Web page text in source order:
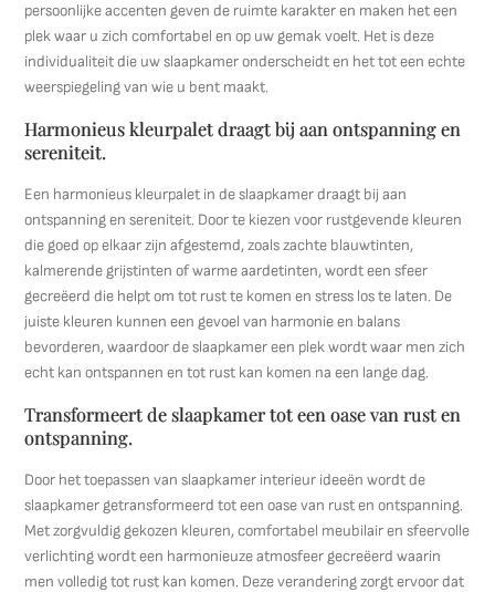
persoonlijke accenten geven de ruimte karakter en maken het een
plek waar u zich comfortabel en op uw gemak voelt. Het is deze
individualiteit die uw slaapkamer onderscheidt en het tot een echte
weerspiegeling van wie u bent maakt.
Harmonieus kleurpalet draagt bij aan ontspanning en
sereniteit.
Een harmonieus kleurpalet in de slaapkamer draagt bij aan
ontspanning en sereniteit. Door te kiezen voor rustgevende kleuren
die goed op elkaar zijn afgestemd, zoals zachte blauwtinten,
kalmerende grijstinten of warme aardetinten, wordt een sfeer
gecreëerd die helpt om tot rust te komen en stress los te laten. De
juiste kleuren kunnen een gevoel van harmonie en balans
bevorderen, waardoor de slaapkamer een plek wordt waar men zich
echt kan ontspannen en tot rust kan komen na een lange dag.
Transformeert de slaapkamer tot een oase van rust en
ontspanning.
Door het toepassen van slaapkamer interieur ideeën wordt de
slaapkamer getransformeerd tot een oase van rust en ontspanning.
Met zorgvuldig gekozen kleuren, comfortabel meubilair en sfeervolle
verlichting wordt een harmonieuze atmosfeer gecreëerd waarin
men volledig tot rust kan komen. Deze verandering zorgt ervoor dat